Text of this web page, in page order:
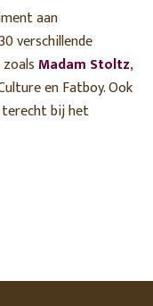
aan
verschillende
Madam Stoltz,
en Fatboy. Ook
terecht bij het